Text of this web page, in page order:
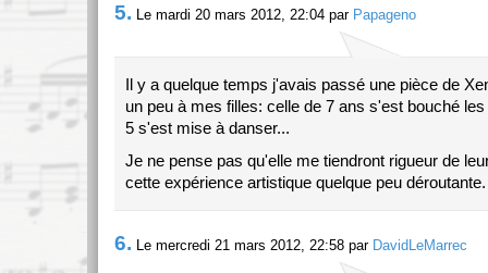
5. Le mardi 20 mars 2012, 22:04 par Papageno
Il y a quelque temps j'avais passé une pièce de
un peu à mes filles: celle de 7 ans s'est bouché
5 s'est mise à danser...
Je ne pense pas qu'elle me tiendront rigueur de
cette expérience artistique quelque peu déroutante.
6. Le mercredi 21 mars 2012, 22:58 par DavidLeMarrec